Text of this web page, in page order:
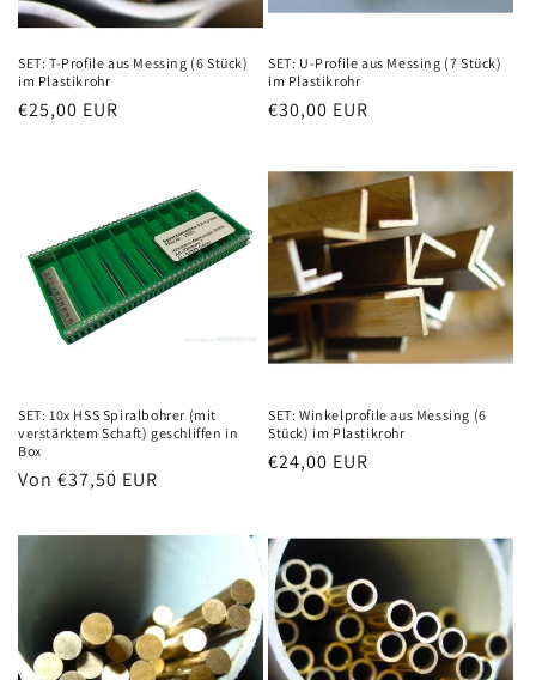
SET: T-Profile aus Messing (6 Stück)
im Plastikrohr
Normaler
€25,00 EUR
SET: U-Profile aus Messing (7 Stück)
im Plastikrohr
Normaler
€30,00 EUR
SET: 10x HSS Spiralbohrer (mit
verstärktem Schaft) geschliffen in
Box
Normaler
Von €37,50 EUR
SET: Winkelprofile aus Messing (6
Stück) im Plastikrohr
Normaler
€24,00 EUR